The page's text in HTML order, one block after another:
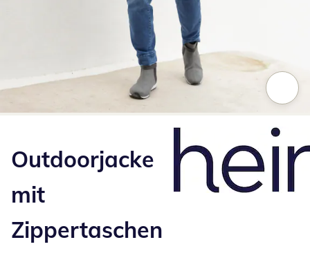
Outdoorjacke
mit
Zippertaschen